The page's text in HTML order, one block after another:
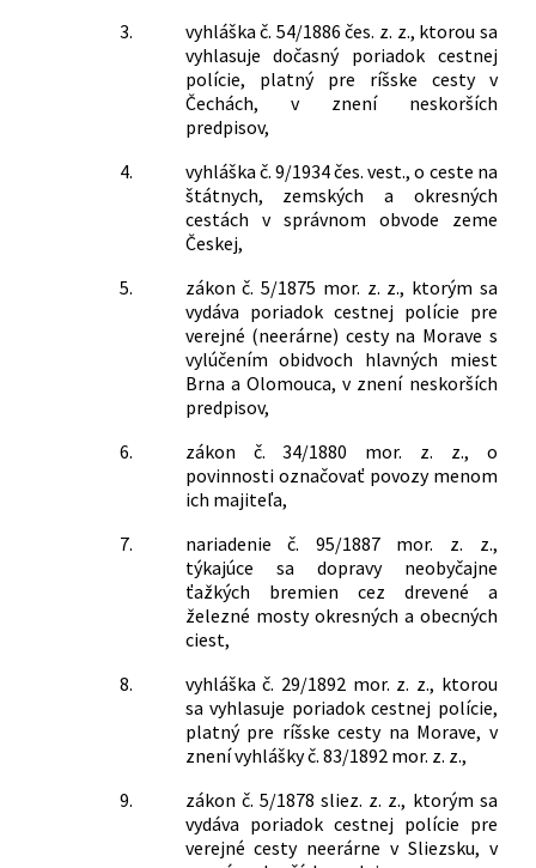
3.
vyhláška č. 54/1886 čes. z. z., ktorou sa
vyhlasuje dočasný poriadok cestnej
polície, platný pre ríšske cesty v
Čechách, v znení neskorších
predpisov,
4.
vyhláška č. 9/1934 čes. vest., o ceste na
štátnych, zemských a okresných
cestách v správnom obvode zeme
Českej,
5.
zákon č. 5/1875 mor. z. z., ktorým sa
vydáva poriadok cestnej polície pre
verejné (neerárne) cesty na Morave s
vylúčením obidvoch hlavných miest
Brna a Olomouca, v znení neskorších
predpisov,
6.
zákon č. 34/1880 mor. z. z., o
povinnosti označovať povozy menom
ich majiteľa,
7.
nariadenie č. 95/1887 mor. z. z.,
týkajúce sa dopravy neobyčajne
ťažkých bremien cez drevené a
železné mosty okresných a obecných
ciest,
8.
vyhláška č. 29/1892 mor. z. z., ktorou
sa vyhlasuje poriadok cestnej polície,
platný pre ríšske cesty na Morave, v
znení vyhlášky č. 83/1892 mor. z. z.,
9.
zákon č. 5/1878 sliez. z. z., ktorým sa
vydáva poriadok cestnej polície pre
verejné cesty neerárne v Sliezsku, v